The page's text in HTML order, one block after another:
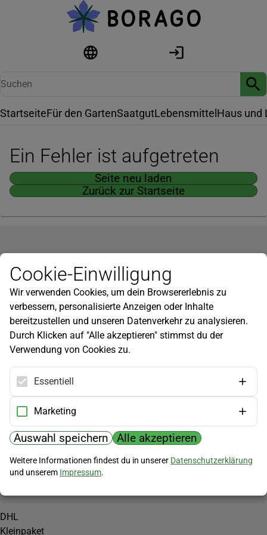
StartseiteFür den GartenSaatgutLebensmittel Haus und
Ein Fehler ist aufgetreten
Seite neu laden
Zurück zur Startseite
Newsletter
Infos zu neuen Produkten, Gartentipps und mehr findest du in
unserem Newsletter!
Jetzt anmelden
Hilfe
Kundenservice
Widerrufsbelehrung
Versandkosten
Zahlungsmöglichkeiten
PayPal
Vorkasse
Versand
DHL
Kleinpaket
Cookie-Einwilligung
Wir verwenden Cookies, um dein Browsererlebnis zu
verbessern, personalisierte Anzeigen oder Inhalte
bereitzustellen und unseren Datenverkehr zu analysieren.
Durch Klicken auf "Alle akzeptieren" stimmst du der
Verwendung von Cookies zu.
Essentiell
Marketing
Auswahl speichern Alle akzeptieren
Weitere Informationen findest du in unserer Datenschutzerklärung
und unserem Impressum.